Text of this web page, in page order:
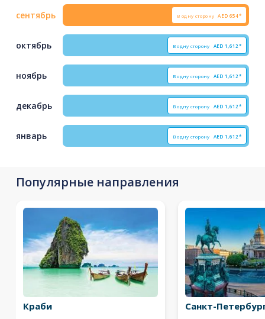
сентябрь В одну сторону AED 654*
октябрь В одну сторону AED 1,612*
ноябрь В одну сторону AED 1,612*
декабрь В одну сторону AED 1,612*
январь В одну сторону AED 1,612*
Популярные направления
Краби Санкт-